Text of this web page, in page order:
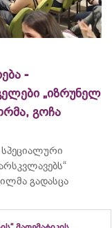
-
„იზრუნელ
გოჩა
სპეციალური
გადასცა